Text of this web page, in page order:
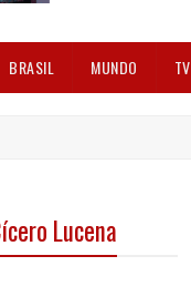
BRASIL MUNDO TV
Lucena